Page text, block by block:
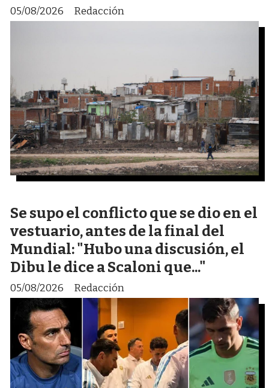
Redacción
05/08/2026
Se supo el conflicto que se dio en el
vestuario, antes de la final del
Mundial: "Hubo una discusión, el
Dibu le dice a Scaloni que..."
Redacción
05/08/2026